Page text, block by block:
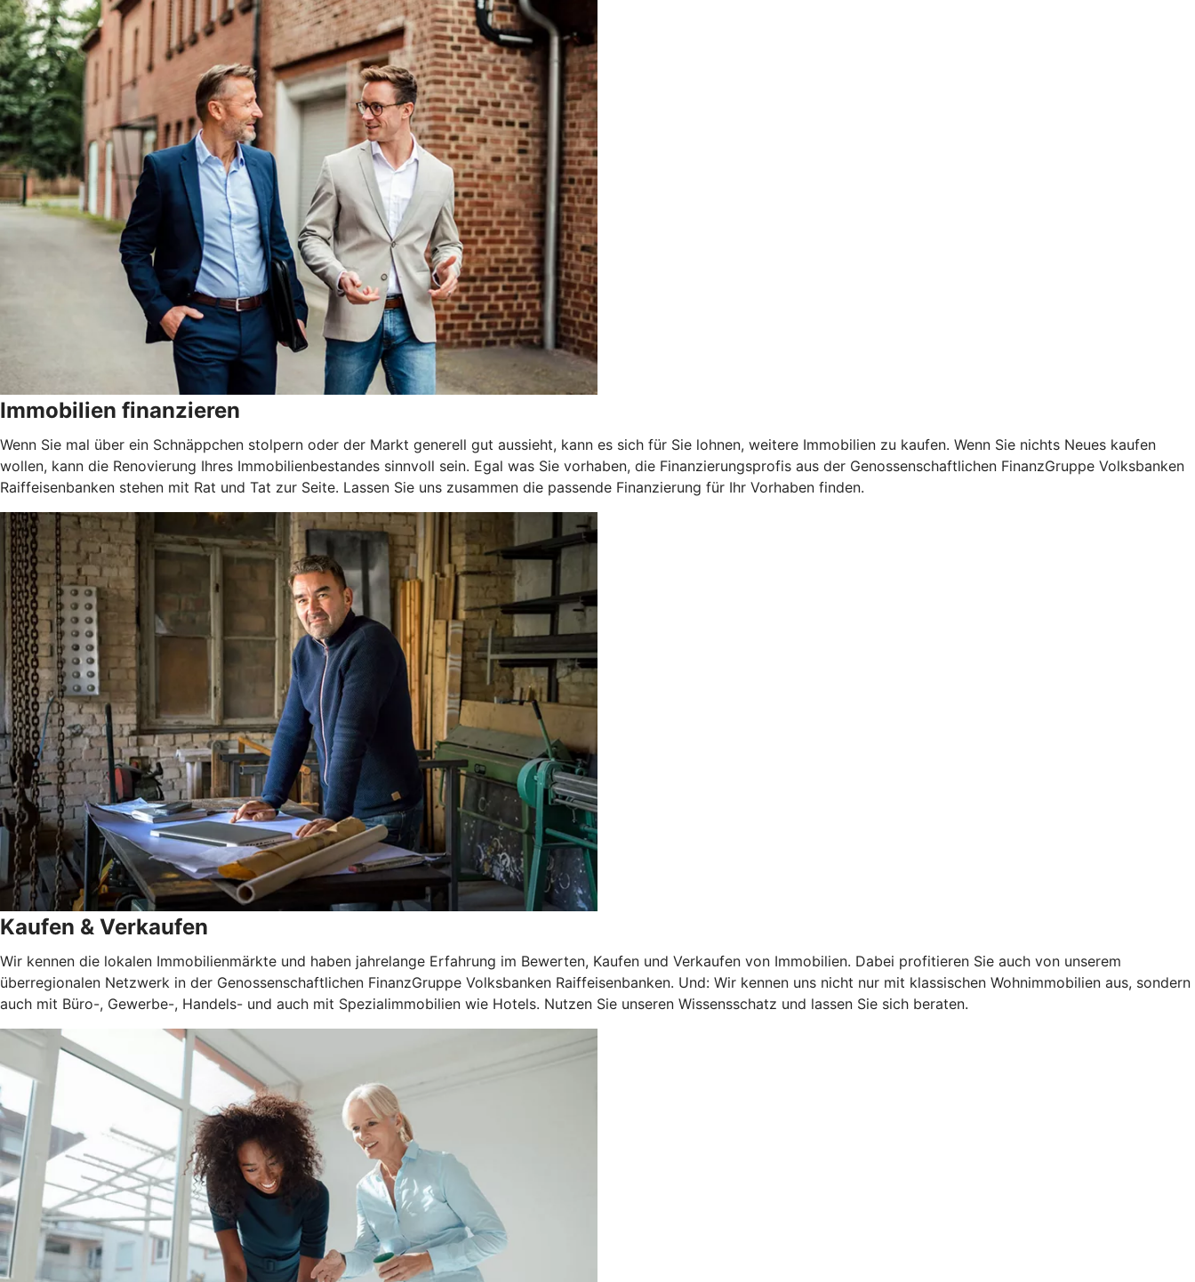
Immobilien finanzieren
Wenn Sie mal über ein Schnäppchen stolpern oder der Markt generell gut aussieht, kann es sich für Sie lohnen, weitere Immobilien zu kaufen. Wenn Sie nichts Neues kaufen
wollen, kann die Renovierung Ihres Immobilienbestandes sinnvoll sein. Egal was Sie vorhaben, die Finanzierungsprofis aus der Genossenschaftlichen FinanzGruppe Volksbanken
Raiffeisenbanken stehen mit Rat und Tat zur Seite. Lassen Sie uns zusammen die passende Finanzierung für Ihr Vorhaben finden.
Kaufen & Verkaufen
Wir kennen die lokalen Immobilienmärkte und haben jahrelange Erfahrung im Bewerten, Kaufen und Verkaufen von Immobilien. Dabei profitieren Sie auch von unserem
überregionalen Netzwerk in der Genossenschaftlichen FinanzGruppe Volksbanken Raiffeisenbanken. Und: Wir kennen uns nicht nur mit klassischen Wohnimmobilien aus, sondern
auch mit Büro-, Gewerbe-, Handels- und auch mit Spezialimmobilien wie Hotels. Nutzen Sie unseren Wissensschatz und lassen Sie sich beraten.